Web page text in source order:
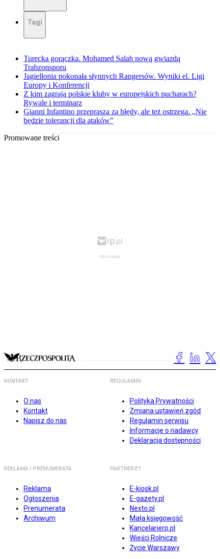
Tagi
Turecka gorączka. Mohamed Salah nową gwiazdą
Trabzonsporu
Jagiellonia pokonała słynnych Rangersów. Wyniki el. Ligi
Europy i Konferencji
Z kim zagrają polskie kluby w europejskich pucharach?
Rywale i terminarz
Gianni Infantino przeprasza za błędy, ale też ostrzega. „Nie
będzie tolerancji dla ataków”
Promowane treści
KONTAKT
O nas
Kontakt
Napisz do nas
REGULAMIN
Polityka Prywatności
Zmiana ustawień zgód
Regulamin serwisu
Informacje o nadawcy
Deklaracja dostępności
REKLAMA I PRENUMERATA
Reklama
Ogłoszenia
Prenumerata
Archiwum
PARTNERZY
E-kiosk.pl
E-gazety.pl
Nexto.pl
Mała księgowość
Kancelarierp.pl
Wieści Rolnicze
Życie Warszawy